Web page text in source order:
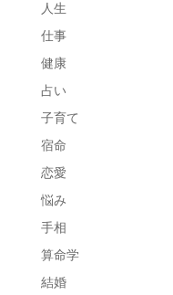
人生
仕事
健康
占い
子育て
宿命
恋愛
悩み
手相
算命学
結婚